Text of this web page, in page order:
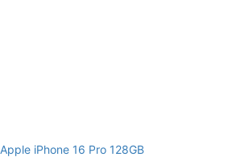
Apple iPhone 16 Pro 128GB